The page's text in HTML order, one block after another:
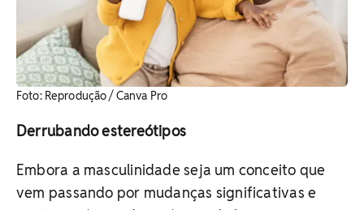
Foto: Reprodução / Canva Pro
Derrubando estereótipos
Embora a masculinidade seja um conceito que
vem passando por mudanças significativas e